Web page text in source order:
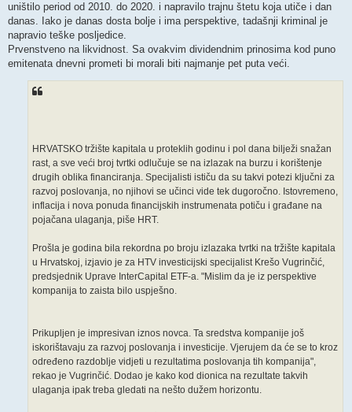
uništilo period od 2010. do 2020. i napravilo trajnu štetu koja utiče i dan
danas. Iako je danas dosta bolje i ima perspektive, tadašnji kriminal je
napravio teške posljedice.
Prvenstveno na likvidnost. Sa ovakvim dividendnim prinosima kod puno
emitenata dnevni prometi bi morali biti najmanje pet puta veći.
HRVATSKO tržište kapitala u proteklih godinu i pol dana bilježi snažan
rast, a sve veći broj tvrtki odlučuje se na izlazak na burzu i korištenje
drugih oblika financiranja. Specijalisti ističu da su takvi potezi ključni za
razvoj poslovanja, no njihovi se učinci vide tek dugoročno. Istovremeno,
inflacija i nova ponuda financijskih instrumenata potiču i građane na
pojačana ulaganja, piše HRT.
Prošla je godina bila rekordna po broju izlazaka tvrtki na tržište kapitala
u Hrvatskoj, izjavio je za HTV investicijski specijalist Krešo Vugrinčić,
predsjednik Uprave InterCapital ETF-a. "Mislim da je iz perspektive
kompanija to zaista bilo uspješno.
Prikupljen je impresivan iznos novca. Ta sredstva kompanije još
iskorištavaju za razvoj poslovanja i investicije. Vjerujem da će se to kroz
određeno razdoblje vidjeti u rezultatima poslovanja tih kompanija",
rekao je Vugrinčić. Dodao je kako kod dionica na rezultate takvih
ulaganja ipak treba gledati na nešto dužem horizontu.